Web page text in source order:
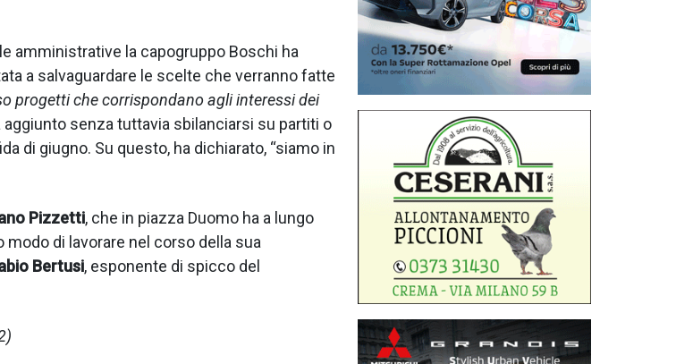
amministrative la capogruppo Boschi ha
a salvaguardare le scelte che verranno fatte
progetti che corrispondano agli interessi dei
senza tuttavia sbilanciarsi su partiti o
di giugno. Su questo, ha dichiarato, “siamo in
Pizzetti, che in piazza Duomo ha a lungo
di lavorare nel corso della sua
Bertusi, esponente di spicco del